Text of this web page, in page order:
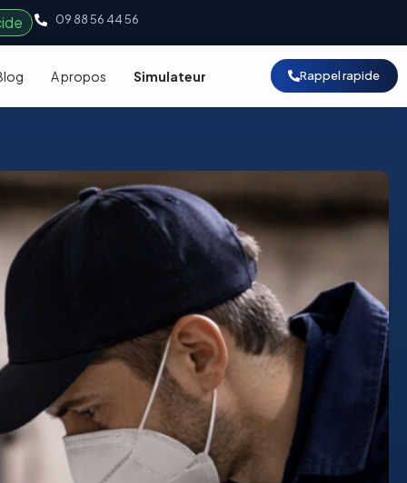
09 88 56 44 56
A propos Simulateur Rappel rapide